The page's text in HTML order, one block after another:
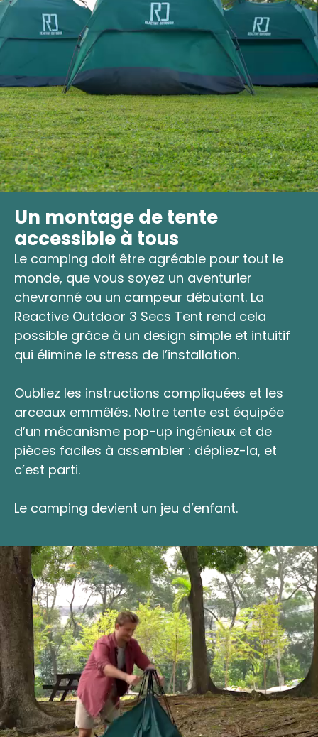
Un montage de tente
accessible à tous
Le camping doit être agréable pour tout le
monde, que vous soyez un aventurier
chevronné ou un campeur débutant. La
Reactive Outdoor 3 Secs Tent rend cela
possible grâce à un design simple et intuitif
qui élimine le stress de l’installation.
Oubliez les instructions compliquées et les
arceaux emmêlés. Notre tente est équipée
d’un mécanisme pop-up ingénieux et de
pièces faciles à assembler : dépliez-la, et
c’est parti.
Le camping devient un jeu d’enfant.